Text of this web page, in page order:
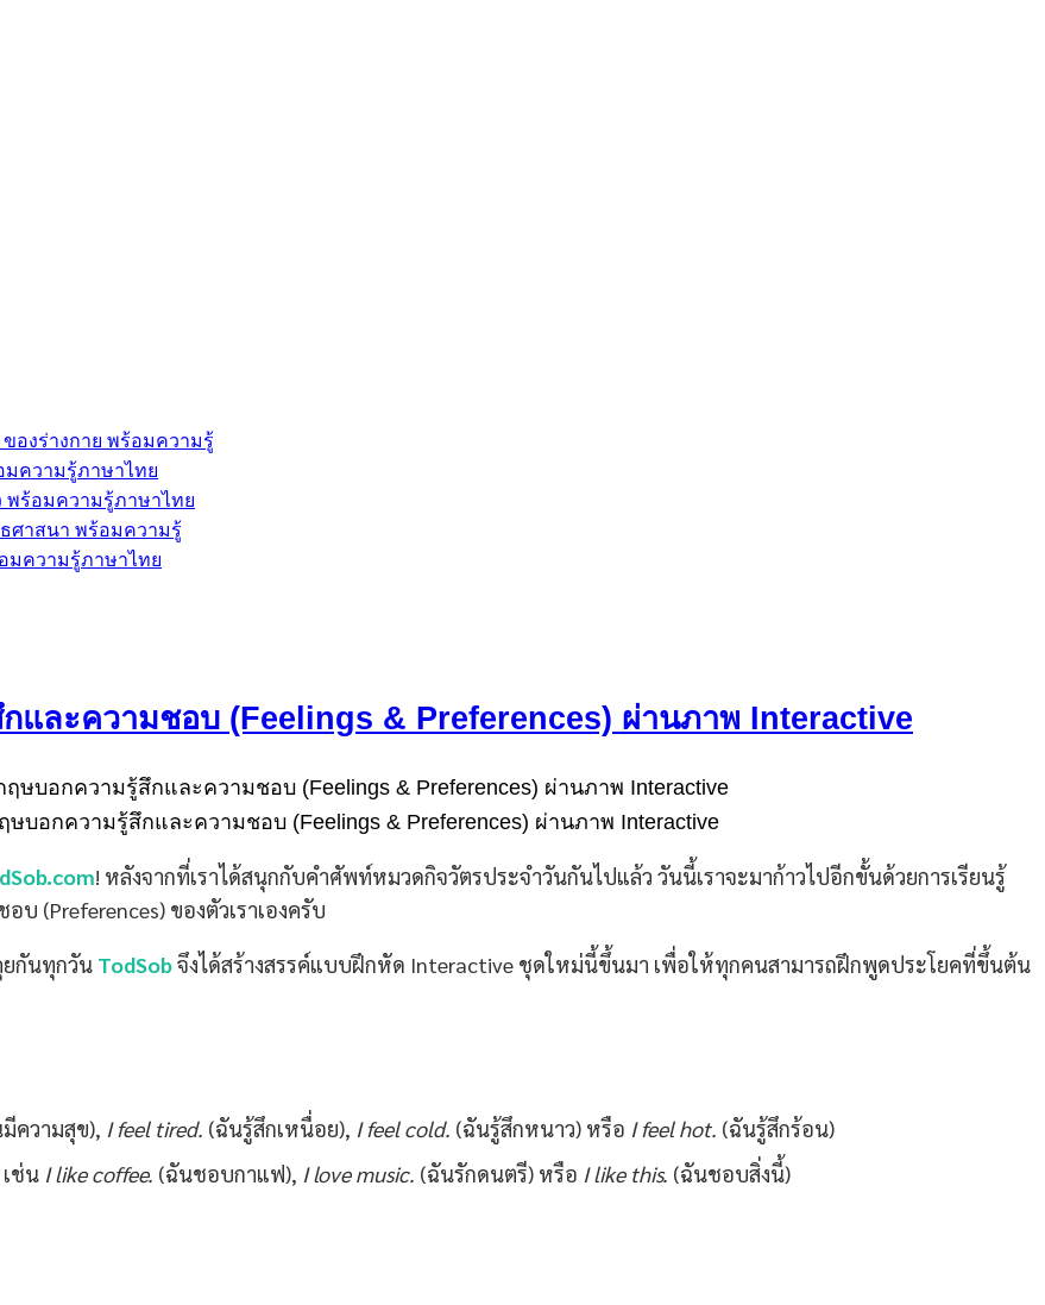
องร่างกาย พร้อมความรู้
มความรู้ภาษาไทย
พร้อมความรู้ภาษาไทย
ศาสนา พร้อมความรู้
มความรู้ภาษาไทย
และความชอบ (Feelings & Preferences) ผ่านภาพ Interactive
ษบอกความรู้สึกและความชอบ (Feelings & Preferences) ผ่านภาพ Interactive
! หลังจากที่เราได้สนุกกับคำศัพท์หมวดกิจวัตรประจำวันกันไปแล้ว วันนี้เราจะมาก้าวไปอีกขั้นด้วยการเรียนรู้
บ (Preferences) ของตัวเราเองครับ
ยกันทุกวัน TodSobจึงได้สร้างสรรค์แบบฝึกหัด Interactive ชุดใหม่นี้ขึ้นมา เพื่อให้ทุกคนสามารถฝึกพูดประโยคที่ขึ้นต้น
ความสุข), I feel tired. (ฉันรู้สึกเหนื่อย), I feel cold. (ฉันรู้สึกหนาว) หรือ I feel hot. (ฉันรู้สึกร้อน)
ช่น I like coffee. (ฉันชอบกาแฟ), I love music. (ฉันรักดนตรี) หรือ I like this. (ฉันชอบสิ่งนี้)